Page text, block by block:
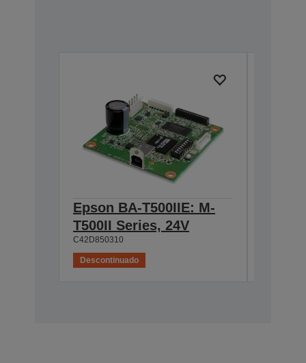
Epson BA-T500IIE: M-
T500II Series, 24V
C42D850310
Descontinuado